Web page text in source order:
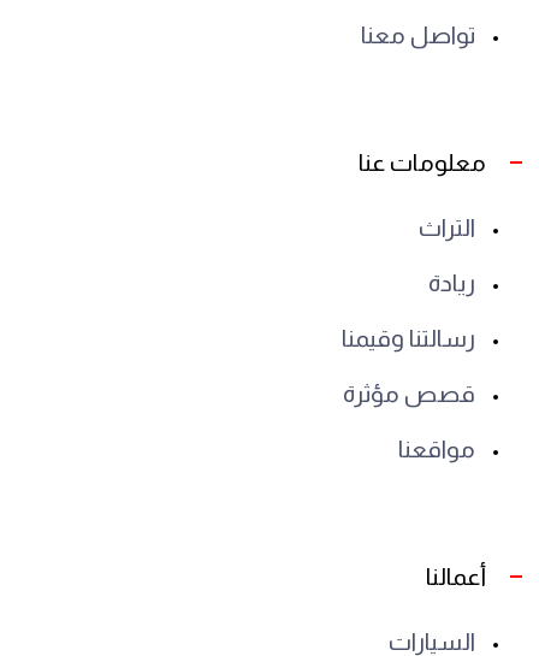
تواصل معنا
معلومات عنا
التراث
ريادة
رسالتنا وقيمنا
قصص مؤثرة
مواقعنا
أعمالنا
السيارات